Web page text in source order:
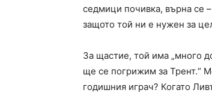
седмици почивка, върна се
защото той ни е нужен за
За щастие, той има „много
ще се погрижим за Трент.“
годишния играч? Когато